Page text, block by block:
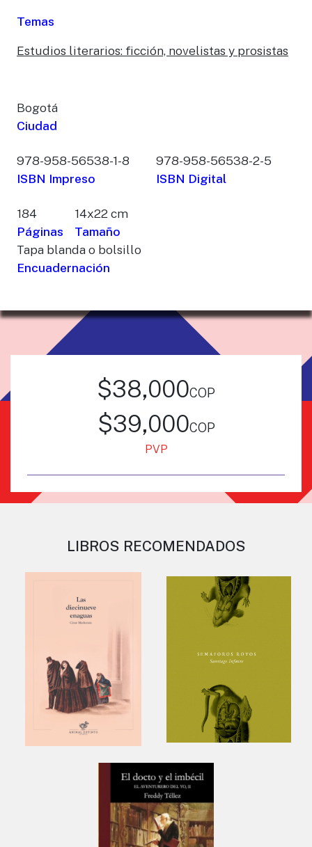
Temas
Estudios literarios: ficción, novelistas y prosistas
Bogotá
Ciudad
978-958-56538-1-8
ISBN Impreso
978-958-56538-2-5
ISBN Digital
184
Páginas
14x22 cm
Tamaño
Tapa blanda o bolsillo
Encuadernación
$38,000cop
$39,000cop
PVP
LIBROS RECOMENDADOS